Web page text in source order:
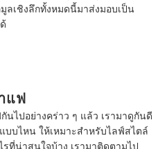
ลเชิงลึกทั้งหมดนี้มาส่งมอบเป็น
แฟ
นไปอย่างคร่าว ๆ แล้ว เรามาดูกันดี
บบไหน ให้เหมาะสำหรับไลฟ์สไตล์
ที่น่าสนใจบ้าง เรามาติดตามไป